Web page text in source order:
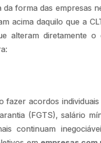
forma das empresas
acima daquilo que a
alteram diretamente
fazer acordos
(FGTS), salário
continuam